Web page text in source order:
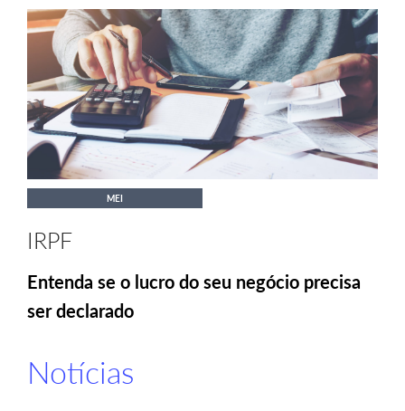
MEI
IRPF
Entenda se o lucro do seu negócio precisa
ser declarado
Notícias